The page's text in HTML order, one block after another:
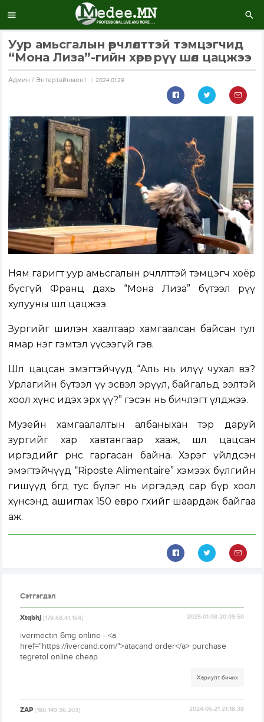
Уур амьсгалын өөрчлөлттэй тэмцэгчид
“Мона Лиза”-гийн хөрөг рүү шөл цацжээ
Aдмин / Энтертайнмент 2024.01.29
Ням гаригт уур амьсгалын өөрчлөлттэй тэмцэгч хоёр
бүсгүй Франц дахь “Мона Лиза” бүтээл рүү
хулууны шөл цацжээ.
Зургийг шилэн хаалтаар хамгаалсан байсан тул
ямар нэг гэмтэл үүсээгүй гэв.
Шөл цацсан эмэгтэйчүүд “Аль нь илүү чухал вэ?
Урлагийн бүтээл үү эсвэл эрүүл, байгальд ээлтэй
хоол хүнс идэх эрх үү?” гэсэн нь бичлэгт үлджээ.
Музейн хамгаалалтын албаныхан тэр даруй
зургийг хар хавтангаар хааж, шөл цацсан
иргэдийг өрөөнөөс гаргасан байна. Хэрэг үйлдсэн
эмэгтэйчүүд “Riposte Alimentaire” хэмээх бүлгийн
гишүүд бөгөөд тус бүлэг нь иргэдэд сар бүр хоол
хүнсэнд ашиглах 150 евро өгөхийг шаардаж байгаа
аж.
Сэтгэгдэл
Xtqbhj[178.68.41.154] 2025-01-08 20:09:50
ivermectin 6mg online - <a
href="https://ivercand.com/">atacand order</a> purchase
tegretol online cheap
Хариулт бичих
ZAP[180.149.96.203] 2024-05-21 21:18:38